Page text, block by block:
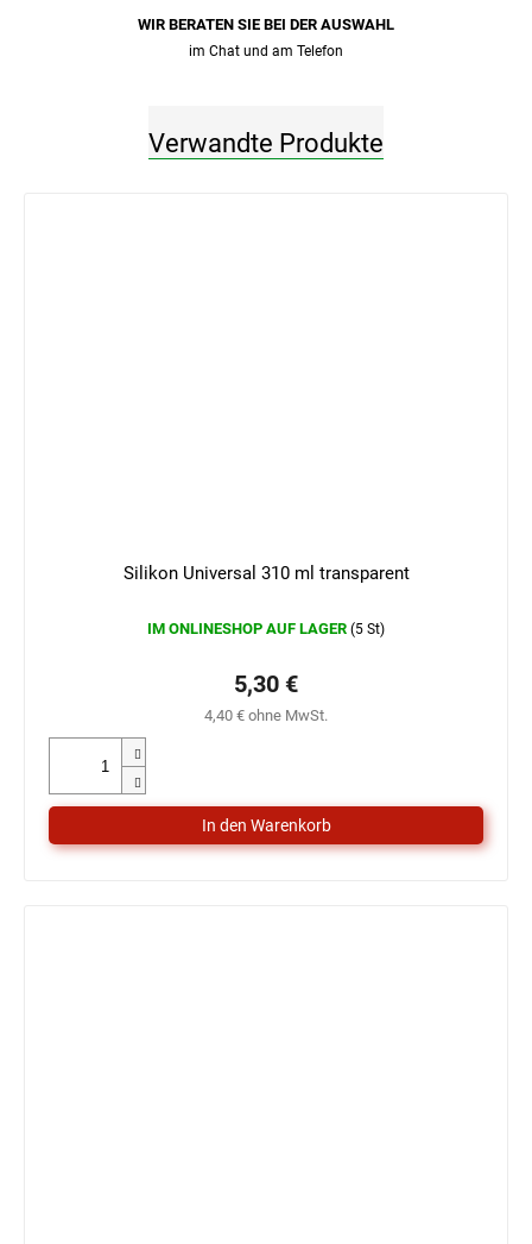
WIR BERATEN SIE BEI ​​DER AUSWAHL
im Chat und am Telefon
Verwandte Produkte
Silikon Universal 310 ml transparent
IM ONLINESHOP AUF LAGER (5 St)
4,40 € ohne MwSt.
5,30 €